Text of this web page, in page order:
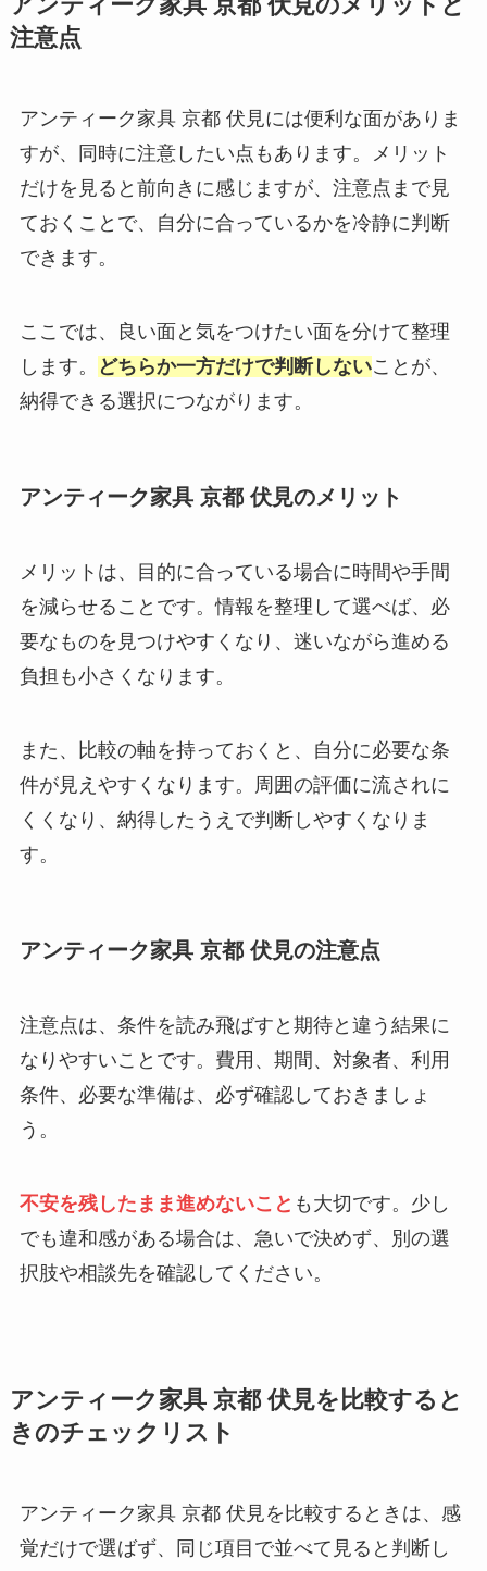
注意点
アンティーク家具 京都 伏見には便利な面がありま
すが、同時に注意したい点もあります。メリット
だけを見ると前向きに感じますが、注意点まで見
ておくことで、自分に合っているかを冷静に判断
できます。
ここでは、良い面と気をつけたい面を分けて整理
します。
どちらか一方だけで判断しないことが、
納得できる選択につながります。
アンティーク家具 京都 伏見のメリット
メリットは、目的に合っている場合に時間や手間
を減らせることです。情報を整理して選べば、必
要なものを見つけやすくなり、迷いながら進める
負担も小さくなります。
また、比較の軸を持っておくと、自分に必要な条
件が見えやすくなります。周囲の評価に流されに
くくなり、納得したうえで判断しやすくなりま
す。
アンティーク家具 京都 伏見の注意点
注意点は、条件を読み飛ばすと期待と違う結果に
なりやすいことです。費用、期間、対象者、利用
条件、必要な準備は、必ず確認しておきましょ
う。
不安を残したまま進めないこと も大切です。少し
でも違和感がある場合は、急いで決めず、別の選
択肢や相談先を確認してください。
アンティーク家具 京都 伏見を比較すると
きのチェックリスト
アンティーク家具 京都 伏見を比較するときは、感
覚だけで選ばず、同じ項目で並べて見ると判断し